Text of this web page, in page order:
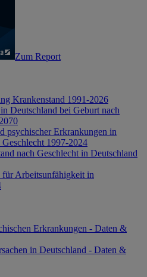
Zum Report
Krankenstand 1991-2026
Deutschland bei Geburt nach
psychischer Erkrankungen in
1997-2024
nach Geschlecht in Deutschland
Arbeitsunfähigkeit in
Erkrankungen - Daten &
in Deutschland - Daten &